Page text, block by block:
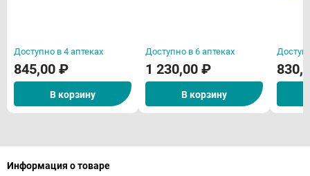
Доступно в 4 аптеках
845,00 ₽
В корзину
Доступно в 6 аптеках
1 230,00 ₽
В корзину
Информация о товаре